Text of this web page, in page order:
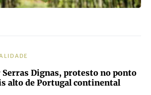
Serras Dignas, protesto no ponto
alto de Portugal continental